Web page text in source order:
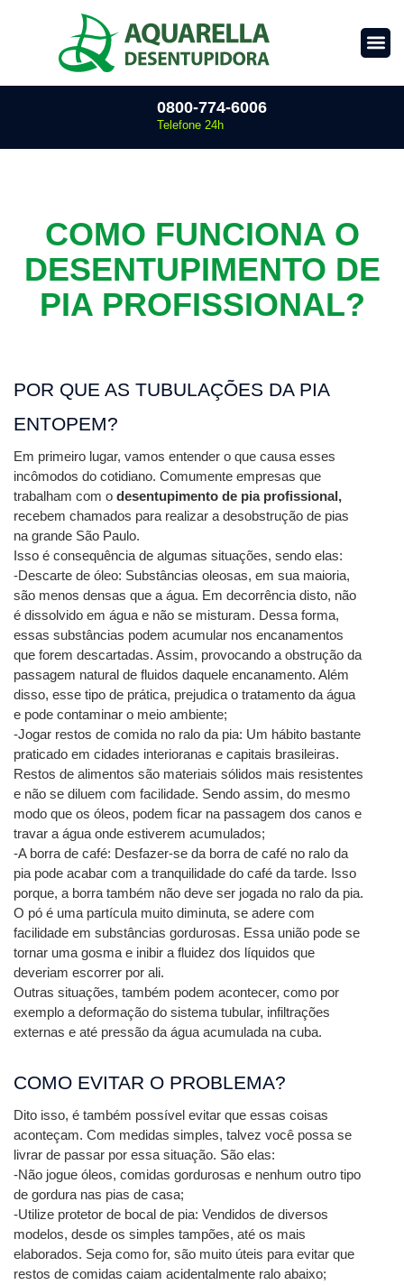
0800-774-6006
Telefone 24h
COMO FUNCIONA O
DESENTUPIMENTO DE
PIA PROFISSIONAL?
POR QUE AS TUBULAÇÕES DA PIA
ENTOPEM?
Em primeiro lugar, vamos entender o que causa esses
incômodos do cotidiano. Comumente empresas que
trabalham com o
recebem chamados para realizar a desobstrução de pias
na grande São Paulo.
Isso é consequência de algumas situações, sendo elas:
-Descarte de óleo: Substâncias oleosas, em sua maioria,
são menos densas que a água. Em decorrência disto, não
é dissolvido em água e não se misturam. Dessa forma,
essas substâncias podem acumular nos encanamentos
que forem descartadas. Assim, provocando a obstrução da
passagem natural de fluidos daquele encanamento. Além
disso, esse tipo de prática, prejudica o tratamento da água
e pode contaminar o meio ambiente;
-Jogar restos de comida no ralo da pia: Um hábito bastante
praticado em cidades interioranas e capitais brasileiras.
Restos de alimentos são materiais sólidos mais resistentes
e não se diluem com facilidade. Sendo assim, do mesmo
modo que os óleos, podem ficar na passagem dos canos e
travar a água onde estiverem acumulados;
-A borra de café: Desfazer-se da borra de café no ralo da
pia pode acabar com a tranquilidade do café da tarde. Isso
porque, a borra também não deve ser jogada no ralo da pia.
O pó é uma partícula muito diminuta, se adere com
facilidade em substâncias gordurosas. Essa união pode se
tornar uma gosma e inibir a fluidez dos líquidos que
deveriam escorrer por ali.
Outras situações, também podem acontecer, como por
exemplo a deformação do sistema tubular, infiltrações
externas e até pressão da água acumulada na cuba.
COMO EVITAR O PROBLEMA?
Dito isso, é também possível evitar que essas coisas
aconteçam. Com medidas simples, talvez você possa se
livrar de passar por essa situação. São elas:
-Não jogue óleos, comidas gordurosas e nenhum outro tipo
de gordura nas pias de casa;
-Utilize protetor de bocal de pia: Vendidos de diversos
modelos, desde os simples tampões, até os mais
elaborados. Seja como for, são muito úteis para evitar que
restos de comidas caiam acidentalmente ralo abaixo;